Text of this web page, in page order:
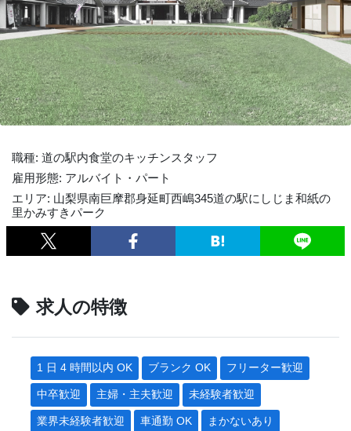
職種: 道の駅内食堂のキッチンスタッフ
雇用形態: アルバイト・パート
エリア: 山梨県南巨摩郡身延町西嶋345道の駅にしじま和紙の
里かみすきパーク
求人の特徴
1 日 4 時間以内 OK ブランク OK フリーター歓迎
中卒歓迎 主婦・主夫歓迎 未経験者歓迎
業界未経験者歓迎 車通勤 OK まかないあり